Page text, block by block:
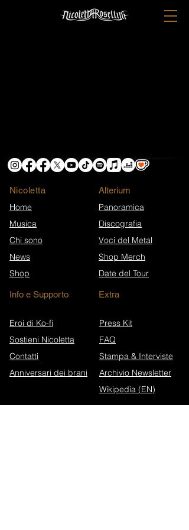
Nicoletta
Home
Musica
Chi sono
News
Shop
​Alterium
Panoramica
Discografia
Voci del Metal
Shop Merch
Date del Tour
Info e Supporto Extra
Eroi di Ko-fi
Sostieni Nicoletta
Contatti
Anniversari dei brani
Press Kit
FAQ
Stampa & Interviste
Archivio Newsletter
Wikipedia (EN)